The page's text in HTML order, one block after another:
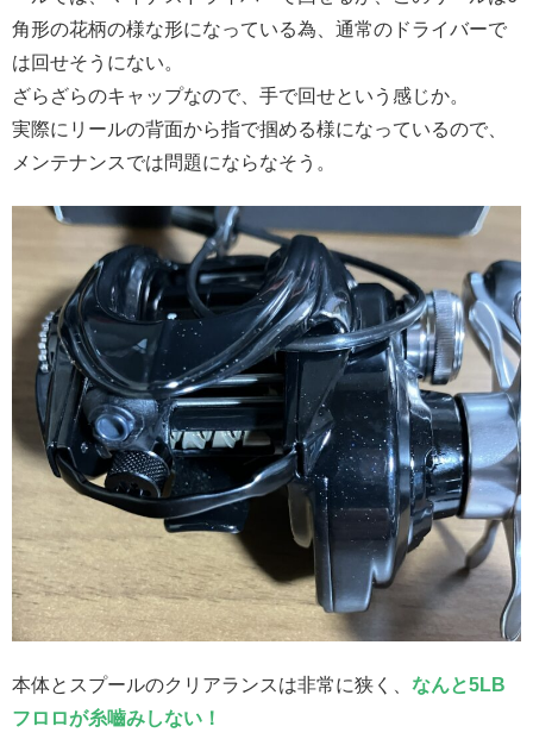
角形の花柄の様な形になっている為、通常のドライバーで
は回せそうにない。
ざらざらのキャップなので、手で回せという感じか。
実際にリールの背面から指で掴める様になっているので、
メンテナンスでは問題にならなそう。
本体とスプールのクリアランスは非常に狭く、 なんと5LB
フロロが糸嚙みしない！